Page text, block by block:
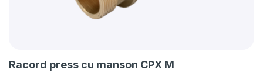
Racord press cu manson CPX M